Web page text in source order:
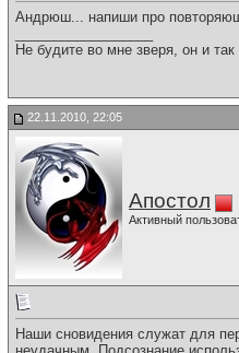
Андрюш... напиши про
Не будите во мне зверя, он и
22.11.2010, 22:05
Апостол
Активный
Наши сновидения служат для